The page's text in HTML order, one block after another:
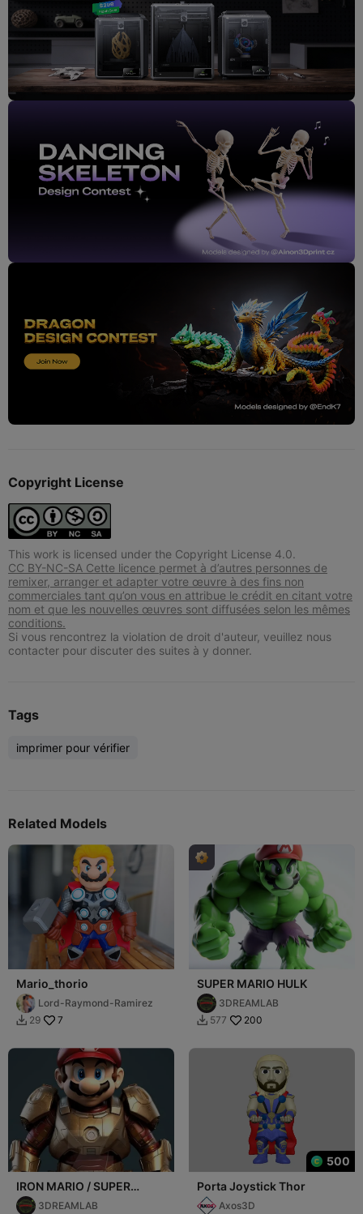
Copyright License
This work is licensed under the Copyright License 4.0.
CC BY-NC-SA Cette licence permet à d’autres personnes de
remixer, arranger et adapter votre œuvre à des fins non
commerciales tant qu’on vous en attribue le crédit en citant votre
nom et que les nouvelles œuvres sont diffusées selon les mêmes
conditions.
Si vous rencontrez la violation de droit d'auteur, veuillez nous
contacter pour discuter des suites à y donner.
Tags
imprimer pour vérifier
Related Models
Mario_thorio
Lord-Raymond-Ramirez
 29 7
SUPER MARIO HULK
3DREAMLAB
 577 200
IRON MARIO / SUPER
MARIO IRON MAN
3DREAMLAB
500
Porta Joystick Thor
Axos3D